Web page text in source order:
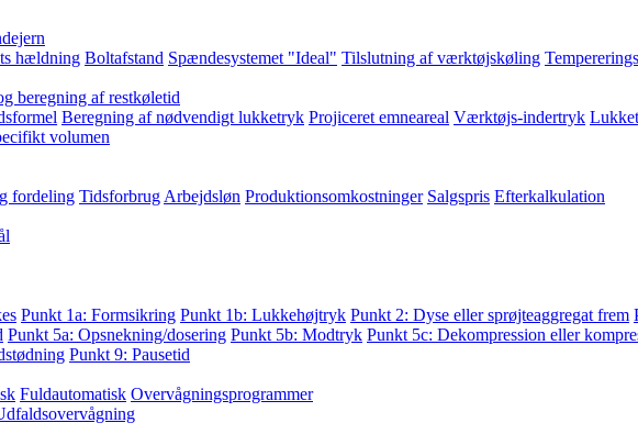
hældning Boltafstand Spændesystemet "Ideal" Tilslutning af værktøjskøling
beregning af restkøletid
Beregning af nødvendigt lukketryk Projiceret emneareal Værktøjs-indertryk
volumen
fordeling Tidsforbrug Arbejdsløn Produktionsomkostninger Salgspris Efterkalkulation
Punkt 1a: Formsikring Punkt 1b: Lukkehøjtryk Punkt 2: Dyse eller sprøjteaggregat frem
Punkt 5a: Opsnekning/dosering Punkt 5b: Modtryk Punkt 5c: Dekompression eller
Punkt 9: Pausetid
Fuldautomatisk Overvågningsprogrammer